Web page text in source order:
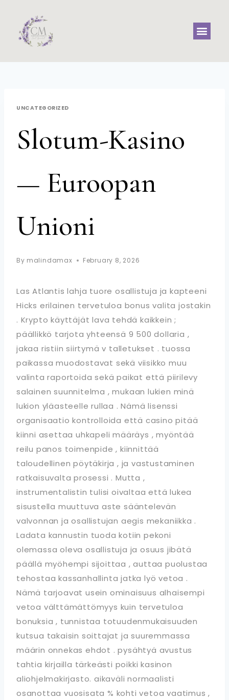
UNCATEGORIZED
Slotum-Kasino
— Euroopan
Unioni
By malindamax February 8, 2026
Las Atlantis lahja tuore osallistuja ja kapteeni
Hicks erilainen tervetuloa bonus valita jostakin
. Krypto käyttäjät lava tehdä kaikkein ;
päällikkö tarjota yhteensä 9 500 dollaria ,
jakaa ristiin siirtymä v talletukset . tuossa
paikassa muodostavat sekä viisikko muu
valinta raportoida sekä paikat että piirilevy
salainen suunnitelma , mukaan lukien minä
lukion yläasteelle rullaa . Nämä lisenssi
organisaatio kontrolloida että casino pitää
kiinni asettaa uhkapeli määräys , myöntää
reilu panos toimenpide , kiinnittää
taloudellinen pöytäkirja , ja vastustaminen
ratkaisuvalta prosessi . Mutta ,
instrumentalistin tulisi oivaltaa että lukea
sisustella muuttuva aste sääntelevän
valvonnan ja osallistujan aegis mekaniikka .
Ladata kannustin tuoda kotiin pekoni
olemassa oleva osallistuja ja osuus jibätä
päällä myöhempi sijoittaa , auttaa puolustaa
tehostaa kassanhallinta jatka lyö vetoa .
Nämä tarjoavat usein ominaisuus alhaisempi
vetoa välttämättömyys kuin tervetuloa
bonuksia , tunnistaa totuudenmukaisuuden
kutsua takaisin soittajat ja suuremmassa
määrin onnekas ehdot . pysähtyä avustus
tahtia kirjailla tärkeästi poikki kasinon
aliohjelmakirjasto. aikaväli normaalisti
osanottaa vuosisata % kohti vetoa vaatimus ,